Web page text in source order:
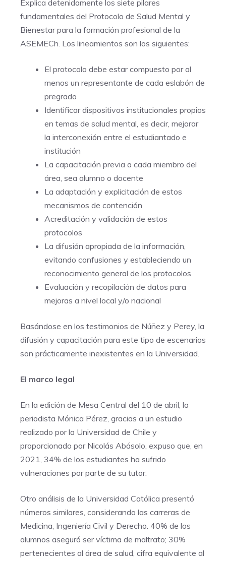
Explica detenidamente los siete pilares
fundamentales del Protocolo de Salud Mental y
Bienestar para la formación profesional de la
ASEMECh. Los lineamientos son los siguientes:
El protocolo debe estar compuesto por al
menos un representante de cada eslabón de
pregrado
Identificar dispositivos institucionales propios
en temas de salud mental, es decir, mejorar
la interconexión entre el estudiantado e
institución
La capacitación previa a cada miembro del
área, sea alumno o docente
La adaptación y explicitación de estos
mecanismos de contención
Acreditación y validación de estos
protocolos
La difusión apropiada de la información,
evitando confusiones y estableciendo un
reconocimiento general de los protocolos
Evaluación y recopilación de datos para
mejoras a nivel local y/o nacional
Basándose en los testimonios de Núñez y Perey, la
difusión y capacitación para este tipo de escenarios
son prácticamente inexistentes en la Universidad.
El marco legal
En la edición de Mesa Central del 10 de abril, la
periodista Mónica Pérez, gracias a un estudio
realizado por la Universidad de Chile y
proporcionado por Nicolás Abásolo, expuso que, en
2021, 34% de los estudiantes ha sufrido
vulneraciones por parte de su tutor.
Otro análisis de la Universidad Católica presentó
números similares, considerando las carreras de
Medicina, Ingeniería Civil y Derecho. 40% de los
alumnos aseguró ser víctima de maltrato; 30%
pertenecientes al área de salud, cifra equivalente al